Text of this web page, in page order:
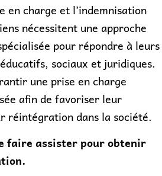
en charge et l’indemnisation
nécessitent une approche
pour répondre à leurs
sociaux et juridiques.
une prise en charge
afin de favoriser leur
réintégration dans la société.
faire assister pour obtenir